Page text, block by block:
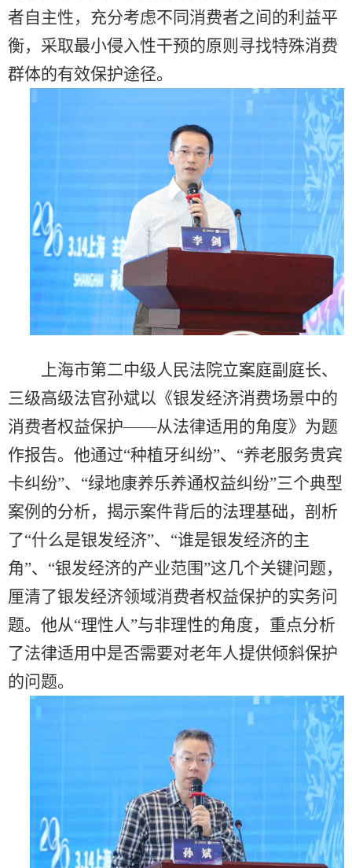
者自主性，充分考虑不同消费者之间的利益平
衡，采取最小侵入性干预的原则寻找特殊消费
群体的有效保护途径。
上海市第二中级人民法院立案庭副庭长、
三级高级法官孙斌以《银发经济消费场景中的
消费者权益保护——从法律适用的角度》为题
作报告。他通过“种植牙纠纷”、“养老服务贵宾
卡纠纷”、“绿地康养乐养通权益纠纷”三个典型
案例的分析，揭示案件背后的法理基础，剖析
了“什么是银发经济”、“谁是银发经济的主
角”、“银发经济的产业范围”这几个关键问题，
厘清了银发经济领域消费者权益保护的实务问
题。他从“理性人”与非理性的角度，重点分析
了法律适用中是否需要对老年人提供倾斜保护
的问题。